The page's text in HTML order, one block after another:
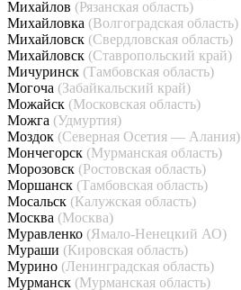
Михайлов (Рязанская область)
Михайловка (Волгоградская область)
Михайловск (Свердловская область)
Михайловск (Ставропольский край)
Мичуринск (Тамбовская область)
Могоча (Забайкальский край)
Можайск (Московская область)
Можга (Удмуртия)
Моздок (Северная Осетия — Алания)
Мончегорск (Мурманская область)
Морозовск (Ростовская область)
Моршанск (Тамбовская область)
Мосальск (Калужская область)
Москва (Москва)
Муравленко (Ямало-Ненецкий АО)
Мураши (Кировская область)
Мурино (Ленинградская область)
Мурманск (Мурманская область)